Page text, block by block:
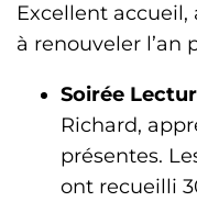
Excellent
à renouveler l’an
Soirée
Richard,
présentes.
ont recueilli